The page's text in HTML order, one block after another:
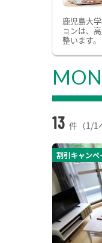
鹿児島大
ョンは、
整います
13 件（1/1
割引キャンペ